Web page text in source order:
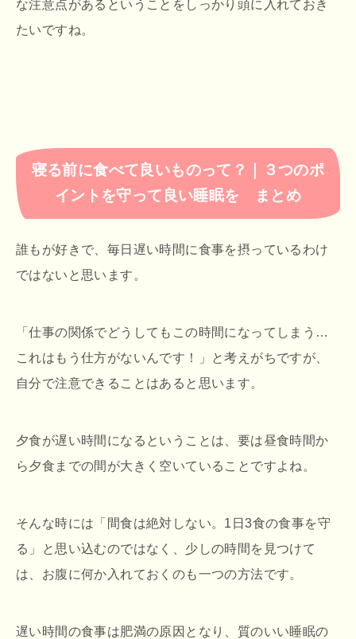
な注意点があるということをしっかり頭に入れておき
たいですね。
寝る前に食べて良いものって？｜３つのポ
イントを守って良い睡眠を まとめ
誰もが好きで、毎日遅い時間に食事を摂っているわけ
ではないと思います。
「仕事の関係でどうしてもこの時間になってしまう…
これはもう仕方がないんです！」と考えがちですが、
自分で注意できることはあると思います。
夕食が遅い時間になるということは、要は昼食時間か
ら夕食までの間が大きく空いていることですよね。
そんな時には「間食は絶対しない。1日3食の食事を守
る」と思い込むのではなく、少しの時間を見つけて
は、お腹に何か入れておくのも一つの方法です。
遅い時間の食事は肥満の原因となり、質のいい睡眠の